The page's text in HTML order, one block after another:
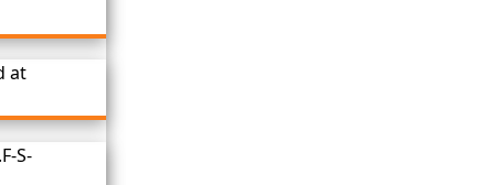
at
S-